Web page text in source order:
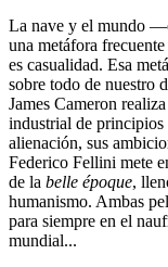
La nave y el mundo
una metáfora
es casualidad. Esa
sobre todo de nuestro
James Cameron
industrial de principios
alienación, sus
Federico Fellini mete
de la belle époque,
humanismo. Ambas
para siempre en el
mundial...